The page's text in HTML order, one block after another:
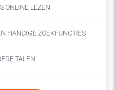
ONLINE LEZEN
HANDIGE ZOEKFUNCTIES
TALEN